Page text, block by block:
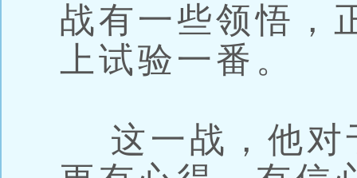
战有一些领悟，
上试验一番。
这一战，他对